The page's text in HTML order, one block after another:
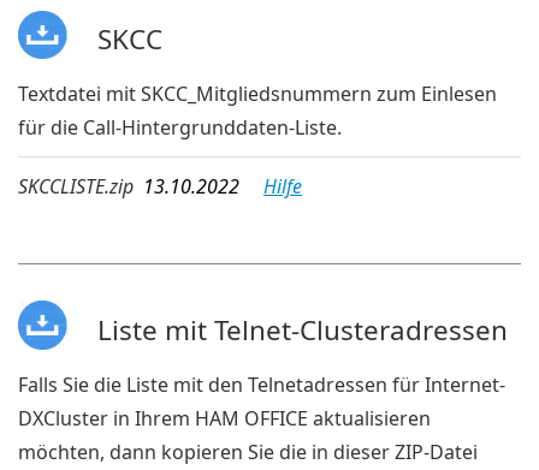
SKCC
Textdatei mit SKCC_Mitgliedsnummern zum Einlesen
für die Call-Hintergrunddaten-Liste.
SKCCLISTE.zip 13.10.2022 Hilfe
Liste mit Telnet-Clusteradressen
Falls Sie die Liste mit den Telnetadressen für Internet-
DXCluster in Ihrem HAM OFFICE aktualisieren
möchten, dann kopieren Sie die in dieser ZIP-Datei